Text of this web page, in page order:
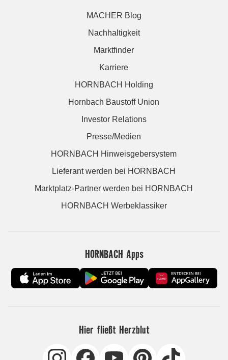
MACHER Blog
Nachhaltigkeit
Marktfinder
Karriere
HORNBACH Holding
Hornbach Baustoff Union
Investor Relations
Presse/Medien
HORNBACH Hinweisgebersystem
Lieferant werden bei HORNBACH
Marktplatz-Partner werden bei HORNBACH
HORNBACH Werbeklassiker
HORNBACH Apps
Hier fließt Herzblut